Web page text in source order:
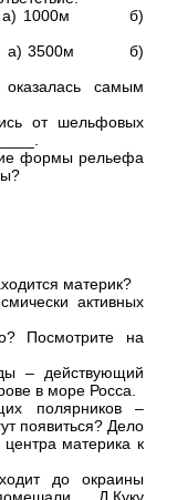
а) 1000м б)
а) 3500м б)
самым
от шельфовых
формы рельефа
материк?
активных
Посмотрите на
– действующий
в море Росса.
полярников –
появиться? Дело
материка к
до окраины
Д.Куку